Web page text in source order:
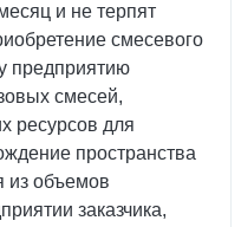
и не терпят
смесевого
предприятию
смесей,
ресурсов для
пространства
из объемов
заказчика,